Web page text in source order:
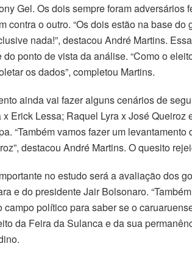
Gel. Os dois sempre foram
contra o outro. “Os dois estão na base
nada!”, destacou André Martins.
do ponto de vista da análise. “Como o
os dados”, completou Martins.
ainda vai fazer alguns cenários de
x Erick Lessa; Raquel Lyra x José
“Também vamos fazer um
destacou André Martins. O quesito
no estudo será a avaliação dos
e do presidente Jair Bolsonaro.
campo político para saber se o
da Feira da Sulanca e da sua